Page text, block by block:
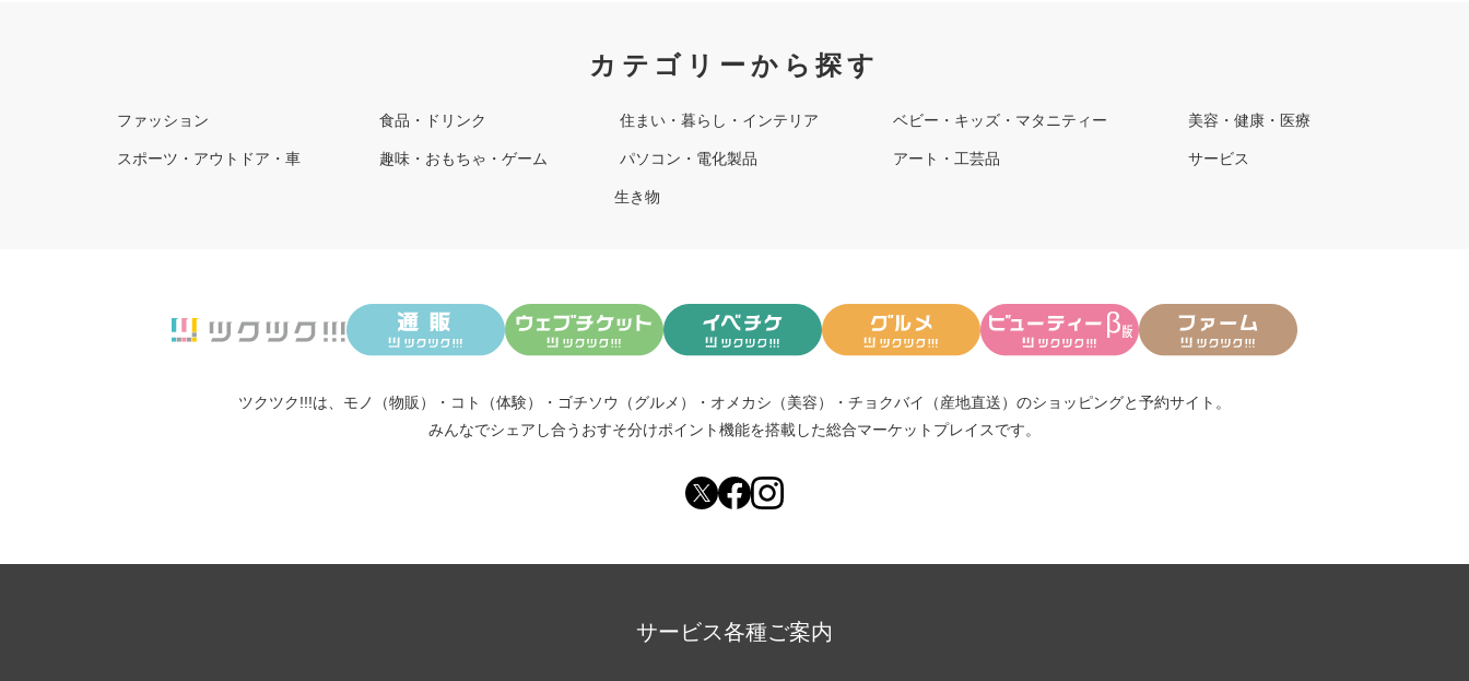
カテゴリーから探す
ファッション 食品・ドリンク 住まい・暮らし・インテリア ベビー・キッズ・マタニティー 美容・健康・医療
スポーツ・アウトドア・車 趣味・おもちゃ・ゲーム パソコン・電化製品 アート・工芸品 サービス
生き物
ツクツク!!!は、 モノ（物販） ・ コト（体験） ・ ゴチソウ（グルメ） ・ オメカシ（美容） ・ チョクバイ（産地直送） のショッピングと予約サイト。
みんなでシェアし合う おすそ分けポイント機能を搭載した総合マーケットプレイスです。
サービス各種ご案内